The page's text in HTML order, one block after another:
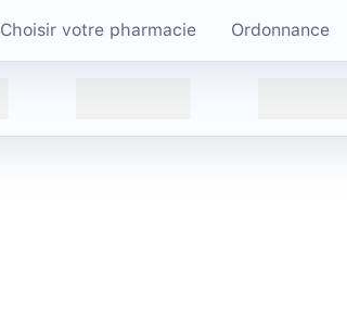
Choisir votre pharmacie Ordonnance